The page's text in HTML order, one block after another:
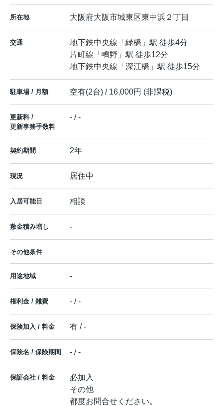
所在地 大阪府大阪市城東区東中浜 ２丁目
交通 地下鉄中央線 「 緑橋 」駅 徒歩4分
片町線 「 鴫野 」駅 徒歩12分
地下鉄中央線 「 深江橋 」駅 徒歩15分
駐車場 / 月額 空有(2台) / 16,000円 (非課税)
更新料 /
更新事務手数料
- / -
契約期間 2年
現況 居住中
入居可能日 相談
敷金積み増し -
その他条件
用途地域 -
権利金 / 雑費 - / -
保険加入 / 料金 有 / -
保険名 / 保険期間 - / -
保証会社 / 料金
必加入
その他
都度お問合せください。